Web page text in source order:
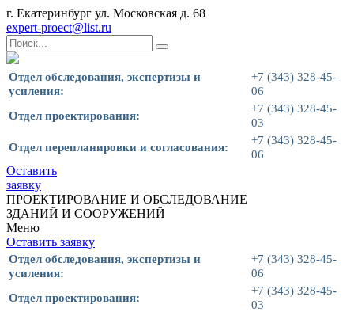
г. Екатеринбург ул. Московская д. 68
expert-proect@list.ru
Отдел обследования, экспертизы и
усиления:
+7 (343) 328-45-
06
Отдел проектирования:
+7 (343) 328-45-
03
Отдел перепланировки и согласования:
+7 (343) 328-45-
06
Оставить
заявку
ПРОЕКТИРОВАНИЕ И ОБСЛЕДОВАНИЕ
ЗДАНИЙ И СООРУЖЕНИЙ
Меню
Оставить заявку
Отдел обследования, экспертизы и
усиления:
+7 (343) 328-45-
06
Отдел проектирования:
+7 (343) 328-45-
03